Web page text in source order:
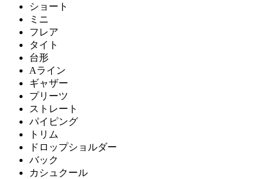
ショート
ミニ
フレア
タイト
台形
Aライン
ギャザー
プリーツ
ストレート
パイピング
トリム
ドロップショルダー
バック
カシュクール